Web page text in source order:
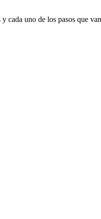
uno de los pasos que